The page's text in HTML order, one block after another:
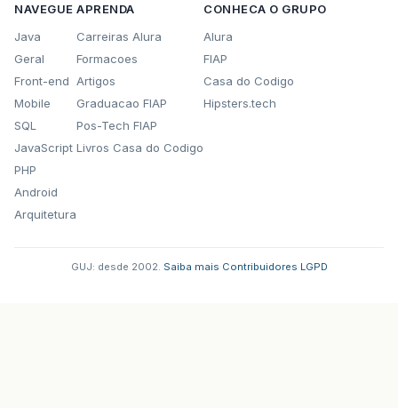
NAVEGUE
Java
Geral
Front-end
Mobile
SQL
JavaScript
PHP
Android
Arquitetura
APRENDA
Carreiras Alura
Formacoes
Artigos
Graduacao FIAP
Pos-Tech FIAP
Livros Casa do Codigo
CONHECA O GRUPO
Alura
FIAP
Casa do Codigo
Hipsters.tech
GUJ: desde 2002. Saiba mais Contribuidores LGPD